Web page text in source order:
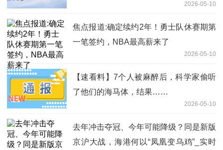
2026-05-10
焦点报道:确定续约2年！勇士队休赛期第
一笔签约，NBA最高薪来了
2026-05-10
【速看料】7个人被麻醉后，科学家偷听
了他们的海马体，结果……
2026-05-10
去年冲击夺冠、今年可能降级？同是新版
京沪大战，海港何以“凤凰变乌鸡”_实时